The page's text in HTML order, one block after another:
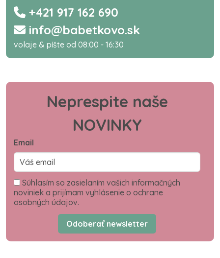
+421 917 162 690
info@babetkovo.sk
volaje & píšte od 08:00 - 16:30
Neprespite naše
NOVINKY
Email
Súhlasím so zasielaním vašich informačných
noviniek a prijímam vyhlásenie o ochrane
osobných údajov.
Odoberať newsletter